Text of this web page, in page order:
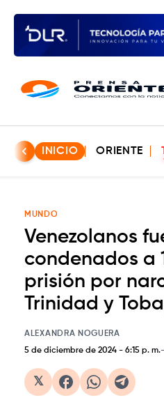
INICIO ORIENTE
MUNDO
Venezolanos
condenados a
prisión por
Trinidad y
ALEXANDRA NOGUERA
5 de diciembre de 2024 - 6:15 p. m.
𝕏